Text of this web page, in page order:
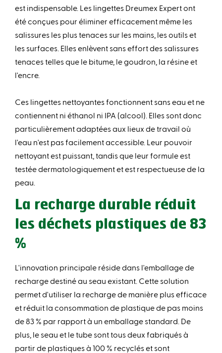
est indispensable. Les lingettes Dreumex Expert ont
été conçues pour éliminer efficacement même les
salissures les plus tenaces sur les mains, les outils et
les surfaces. Elles enlèvent sans effort des salissures
tenaces telles que le bitume, le goudron, la résine et
l'encre.
Ces lingettes nettoyantes fonctionnent sans eau et ne
contiennent ni éthanol ni IPA (alcool). Elles sont donc
particulièrement adaptées aux lieux de travail où
l'eau n'est pas facilement accessible. Leur pouvoir
nettoyant est puissant, tandis que leur formule est
testée dermatologiquement et est respectueuse de la
peau.
La recharge durable réduit
les déchets plastiques de 83
%
L'innovation principale réside dans l'emballage de
recharge destiné au seau existant. Cette solution
permet d'utiliser la recharge de manière plus efficace
et réduit la consommation de plastique de pas moins
de 83 % par rapport à un emballage standard. De
plus, le seau et le tube sont tous deux fabriqués à
partir de plastiques à 100 % recyclés et sont